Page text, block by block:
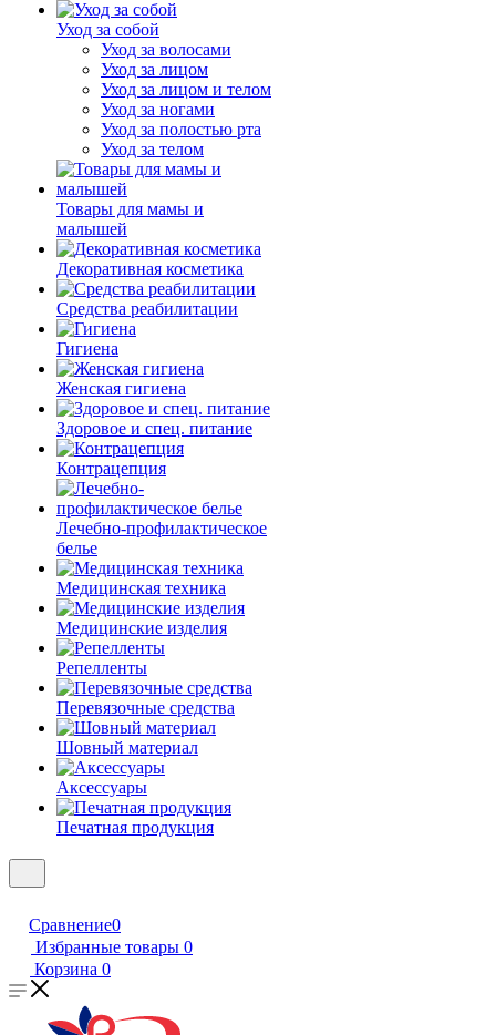
Уход за собой
Уход за волосами
Уход за лицом
Уход за лицом и телом
Уход за ногами
Уход за полостью рта
Уход за телом
Товары для мамы и
малышей
Декоративная косметика
Средства реабилитации
Гигиена
Женская гигиена
Здоровое и спец. питание
Контрацепция
Лечебно-профилактическое
белье
Медицинская техника
Медицинские изделия
Репелленты
Перевязочные средства
Шовный материал
Аксессуары
Печатная продукция
Сравнение0
Избранные товары 0
Корзина 0